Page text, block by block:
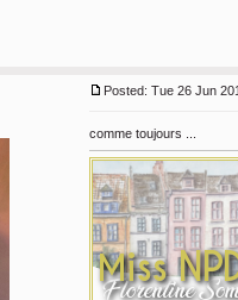
Posted: Tue 26 Jun
comme toujours ...